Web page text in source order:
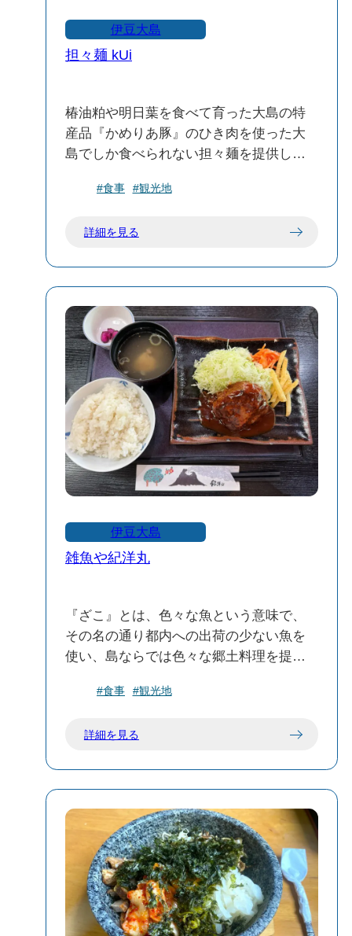
伊豆大島
担々麺 kUi
椿油粕や明日葉を食べて育った大島の特
産品『かめりあ豚』のひき肉を使った大
島でしか食べられない担々麺を提供して
デザイナーでもある亭主がプロデュース
やすい落ちついたオシャレな空間。
一般的な担々麺と違い豆乳ベースでマイ
ルドな口当たりで唯一無二の担々麺です
😊💞
#食事 #観光地
詳細を見る
伊豆大島
雑魚や紀洋丸
『ざこ』とは、色々な魚という意味で、
その名の通り都内への出荷の少ない魚を
使い、島ならでは色々な郷土料理を提
店内も南国らしい雰囲気が漂います。
1回・第2回と第1位を獲得したお店です🌟
#食事 #観光地
詳細を見る